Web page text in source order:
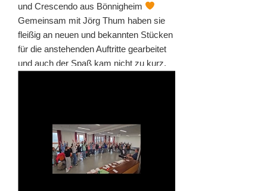
und Crescendo aus Bönnigheim
Gemeinsam mit Jörg Thum haben sie
fleißig an neuen und bekannten Stücken
für die anstehenden Auftritte gearbeitet
und auch der Spaß kam nicht zu kurz.